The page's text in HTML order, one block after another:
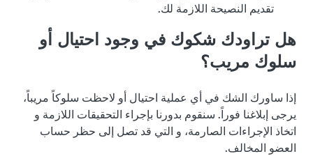
تقديم النصيحة اللازمة لك.
هل تراودك شكوك في وجود احتيال أو
سلوك مريب؟
إذا ساورك الشك في أي عملية احتيال أو لاحظت سلوكاً مريباً،
يرجى إبلاغنا فوراً. سنقوم بدورنا بإجراء التحقيقات اللازمة و
اتخاذ الإجراءات الصارمة، و التي قد تصل إلى حظر حساب
العضو المخالف.